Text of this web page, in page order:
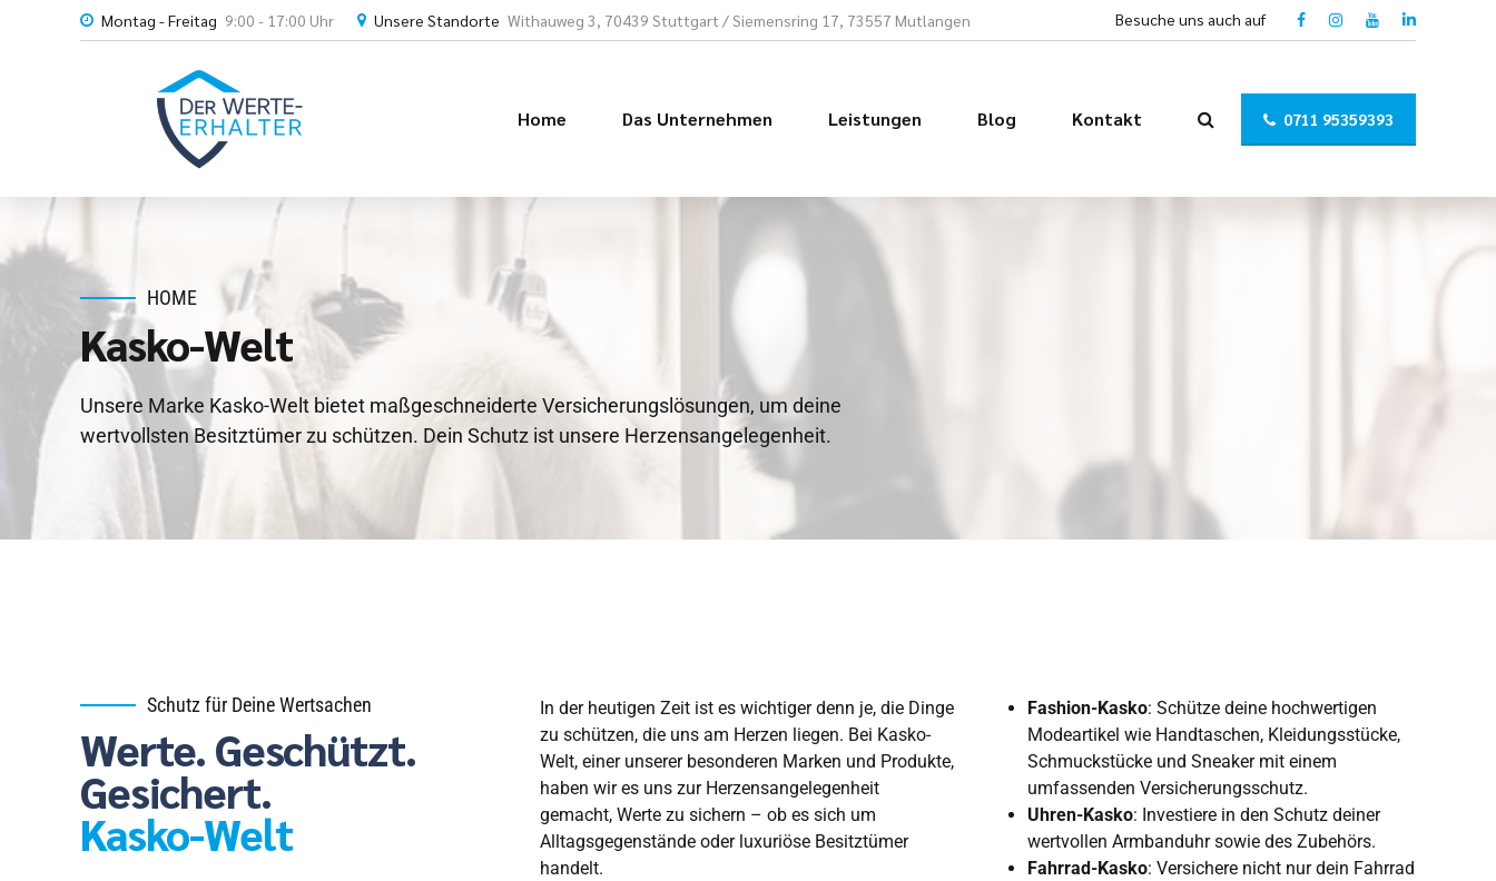
Montag - Freitag 9:00 - 17:00 Uhr Unsere Standorte Withauweg 3, 70439 Stuttgart / Siemensring 17, 73557 Mutlangen Besuche uns auch auf
0711 95359393
Home Das Unternehmen Leistungen Blog Kontakt
HOME
Kasko-Welt
Unsere Marke Kasko-Welt bietet maßgeschneiderte Versicherungslösungen, um deine
wertvollsten Besitztümer zu schützen. Dein Schutz ist unsere Herzensangelegenheit.
Schutz für Deine Wertsachen
Werte. Geschützt.
Gesichert.
Kasko-Welt
In der heutigen Zeit ist es wichtiger denn je, die Dinge
zu schützen, die uns am Herzen liegen. Bei Kasko-
Welt, einer unserer besonderen Marken und Produkte,
haben wir es uns zur Herzensangelegenheit
gemacht, Werte zu sichern – ob es sich um
Alltagsgegenstände oder luxuriöse Besitztümer
handelt.
Fashion-Kasko: Schütze deine hochwertigen
Modeartikel wie Handtaschen, Kleidungsstücke,
Schmuckstücke und Sneaker mit einem
umfassenden Versicherungsschutz.
Uhren-Kasko: Investiere in den Schutz deiner
wertvollen Armbanduhr sowie des Zubehörs.
Fahrrad-Kasko: Versichere nicht nur dein Fahrrad